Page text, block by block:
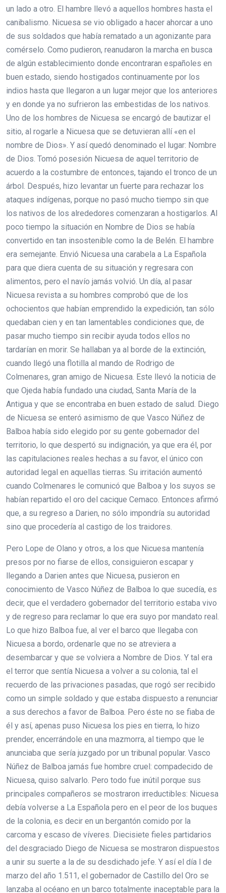
un lado a otro. El hambre llevó a aquellos hombres hasta el
canibalismo. Nicuesa se vio obligado a hacer ahorcar a uno
de sus soldados que había rematado a un agonizante para
comérselo. Como pudieron, reanudaron la marcha en busca
de algún establecimiento donde encontraran españoles en
buen estado, siendo hostigados continuamente por los
indios hasta que llegaron a un lugar mejor que los anteriores
y en donde ya no sufrieron las embestidas de los nativos.
Uno de los hombres de Nicuesa se encargó de bautizar el
sitio, al rogarle a Nicuesa que se detuvieran allí «en el
nombre de Dios». Y así quedó denominado el lugar: Nombre
de Dios. Tomó posesión Nicuesa de aquel territorio de
acuerdo a la costumbre de entonces, tajando el tronco de un
árbol. Después, hizo levantar un fuerte para rechazar los
ataques indígenas, porque no pasó mucho tiempo sin que
los nativos de los alrededores comenzaran a hostigarlos. Al
poco tiempo la situación en Nombre de Dios se había
convertido en tan insostenible como la de Belén. El hambre
era semejante. Envió Nicuesa una carabela a La Española
para que diera cuenta de su situación y regresara con
alimentos, pero el navío jamás volvió. Un día, al pasar
Nicuesa revista a su hombres comprobó que de los
ochocientos que habían emprendido la expedición, tan sólo
quedaban cien y en tan lamentables condiciones que, de
pasar mucho tiempo sin recibir ayuda todos ellos no
tardarían en morir. Se hallaban ya al borde de la extinción,
cuando llegó una flotilla al mando de Rodrigo de
Colmenares, gran amigo de Nicuesa. Este llevó la noticia de
que Ojeda había fundado una ciudad, Santa María de la
Antigua y que se encontraba en buen estado de salud. Diego
de Nicuesa se enteró asimismo de que Vasco Núñez de
Balboa había sido elegido por su gente gobernador del
territorio, lo que despertó su indignación, ya que era él, por
las capitulaciones reales hechas a su favor, el único con
autoridad legal en aquellas tierras. Su irritación aumentó
cuando Colmenares le comunicó que Balboa y los suyos se
habían repartido el oro del cacique Cemaco. Entonces afirmó
que, a su regreso a Darien, no sólo impondría su autoridad
sino que procedería al castigo de los traidores.
Pero Lope de Olano y otros, a los que Nicuesa mantenía
presos por no fiarse de ellos, consiguieron escapar y
llegando a Darien antes que Nicuesa, pusieron en
conocimiento de Vasco Núñez de Balboa lo que sucedía, es
decir, que el verdadero gobernador del territorio estaba vivo
y de regreso para reclamar lo que era suyo por mandato real.
Lo que hizo Balboa fue, al ver el barco que llegaba con
Nicuesa a bordo, ordenarle que no se atreviera a
desembarcar y que se volviera a Nombre de Dios. Y tal era
el terror que sentía Nicuesa a volver a su colonia, tal el
recuerdo de las privaciones pasadas, que rogó ser recibido
como un simple soldado y que estaba dispuesto a renunciar
a sus derechos a favor de Balboa. Pero éste no se fiaba de
él y así, apenas puso Nicuesa los pies en tierra, lo hizo
prender, encerrándole en una mazmorra, al tiempo que le
anunciaba que sería juzgado por un tribunal popular. Vasco
Núñez de Balboa jamás fue hombre cruel: compadecido de
Nicuesa, quiso salvarlo. Pero todo fue inútil porque sus
principales compañeros se mostraron irreductibles: Nicuesa
debía volverse a La Española pero en el peor de los buques
de la colonia, es decir en un bergantón comido por la
carcoma y escaso de víveres. Diecisiete fieles partidarios
del desgraciado Diego de Nicuesa se mostraron dispuestos
a unir su suerte a la de su desdichado jefe. Y así el día l de
marzo del año 1.511, el gobernador de Castillo del Oro se
lanzaba al océano en un barco totalmente inaceptable para la